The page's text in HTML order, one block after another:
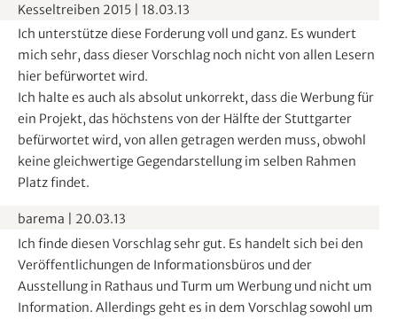
s
b
l
e
n
d
e
n
Kesseltreiben 2015
18.03.13
Ich unterstütze diese Forderung voll und ganz. Es wundert
mich sehr, dass dieser Vorschlag noch nicht von allen Lesern
hier befürwortet wird.
Ich halte es auch als absolut unkorrekt, dass die Werbung für
ein Projekt, das höchstens von der Hälfte der Stuttgarter
befürwortet wird, von allen getragen werden muss, obwohl
keine gleichwertige Gegendarstellung im selben Rahmen
Platz findet.
barema
20.03.13
Ich finde diesen Vorschlag sehr gut. Es handelt sich bei den
Veröffentlichungen de Informationsbüros und der
Ausstellung in Rathaus und Turm um Werbung und nicht um
Information. Allerdings geht es in dem Vorschlag sowohl um